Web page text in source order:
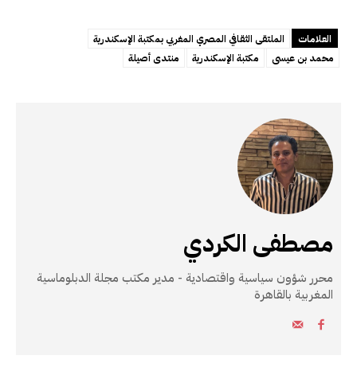
العلامات
الملتقى الثقافي المصري المغربي بمكتبة الإسكندرية
محمد بن عيسى
مكتبة الإسكندرية منتدى أصيلة
مصطفى الكردي
محرر شؤون سياسية واقتصادية - مدير مكتب مجلة الدبلوماسية
المغربية بالقاهرة